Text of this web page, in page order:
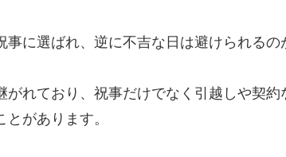
に選ばれ、逆に不吉な日は避けられるの
がれており、祝事だけでなく引越しや契約
があります。